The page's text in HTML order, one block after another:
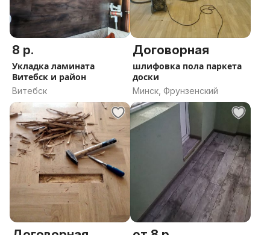
8 р.
Укладка ламината
Витебск и район
Витебск
Договорная
шлифовка пола паркета
доски
Минск, Фрунзенский